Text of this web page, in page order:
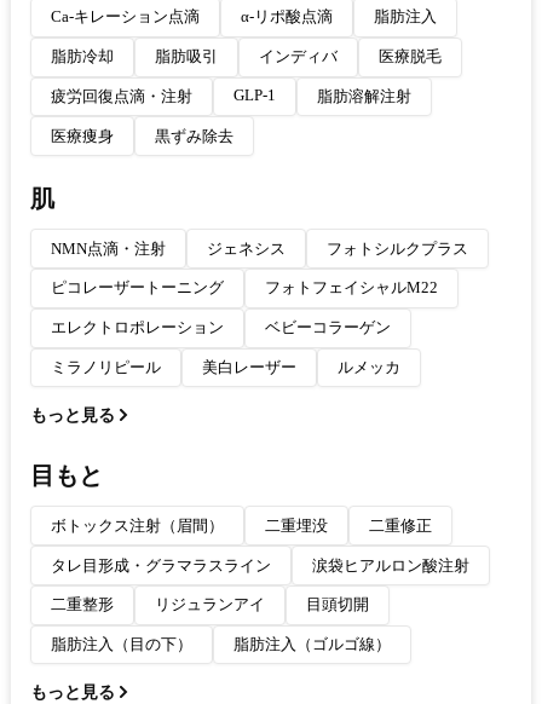
Ca-キレーション点滴 α-リポ酸点滴 脂肪注入
脂肪冷却 脂肪吸引 インディバ 医療脱毛
疲労回復点滴・注射 GLP-1 脂肪溶解注射
医療痩身 黒ずみ除去
肌
NMN点滴・注射 ジェネシス フォトシルクプラス
ピコレーザートーニング フォトフェイシャルM22
エレクトロポレーション ベビーコラーゲン
ミラノリピール 美白レーザー ルメッカ
もっと見る
目もと
ボトックス注射（眉間） 二重埋没 二重修正
タレ目形成・グラマラスライン 涙袋ヒアルロン酸注射
二重整形 リジュランアイ 目頭切開
脂肪注入（目の下） 脂肪注入（ゴルゴ線）
もっと見る